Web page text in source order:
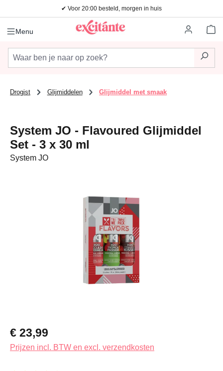
Ga naar de hoofdinhoud✔ Voor 20:00 besteld, morgen in huis
Menu
Drogist Glijmiddelen Glijmiddel met smaak
System JO - Flavoured Glijmiddel
Set - 3 x 30 ml
System JO
Normale prijs:
€ 23,99
Prijzen incl. BTW en excl. verzendkosten